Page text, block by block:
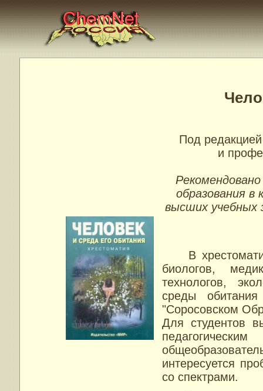
Под
и
образования в
высших учебных
В
биологов,
технологов,
среды
"Соросовском
Для студентов
интересуется
со спектрами.